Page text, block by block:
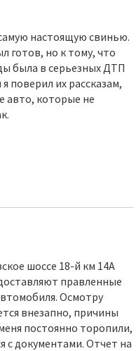
настоящую свинью.
готов, но к тому, что
была в серьезных ДТП
поверил их рассказам,
авто, которые не
шоссе 18-й км 14А
правленные
Осмотру
внезапно, причины
постоянно торопили,
с документами. Отчет на